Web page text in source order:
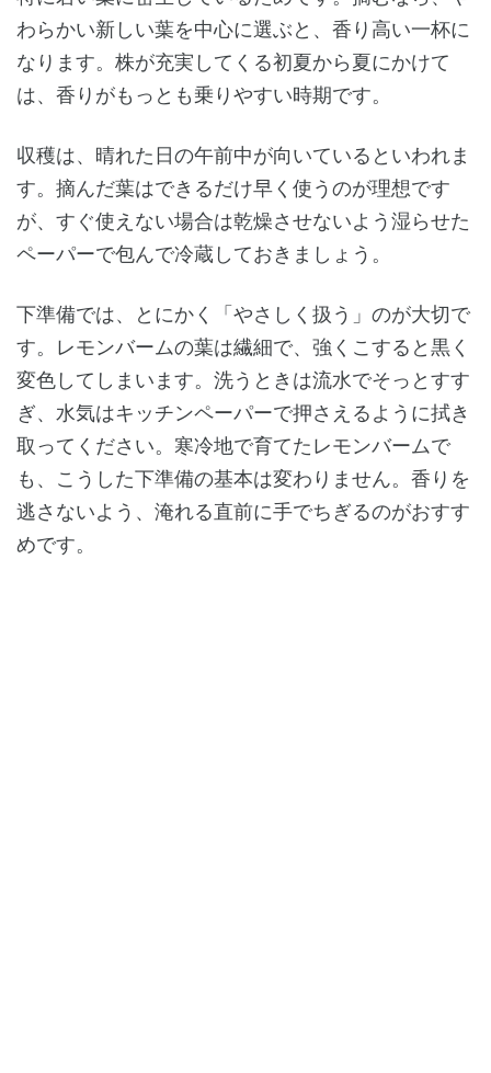
わらかい新しい葉を中心に選ぶと、香り高い一杯に
なります。株が充実してくる初夏から夏にかけて
は、香りがもっとも乗りやすい時期です。
収穫は、晴れた日の午前中が向いているといわれま
す。摘んだ葉はできるだけ早く使うのが理想です
が、すぐ使えない場合は乾燥させないよう湿らせた
ペーパーで包んで冷蔵しておきましょう。
下準備では、とにかく「やさしく扱う」のが大切で
す。レモンバームの葉は繊細で、強くこすると黒く
変色してしまいます。洗うときは流水でそっとすす
ぎ、水気はキッチンペーパーで押さえるように拭き
取ってください。寒冷地で育てたレモンバームで
も、こうした下準備の基本は変わりません。香りを
逃さないよう、淹れる直前に手でちぎるのがおすす
めです。